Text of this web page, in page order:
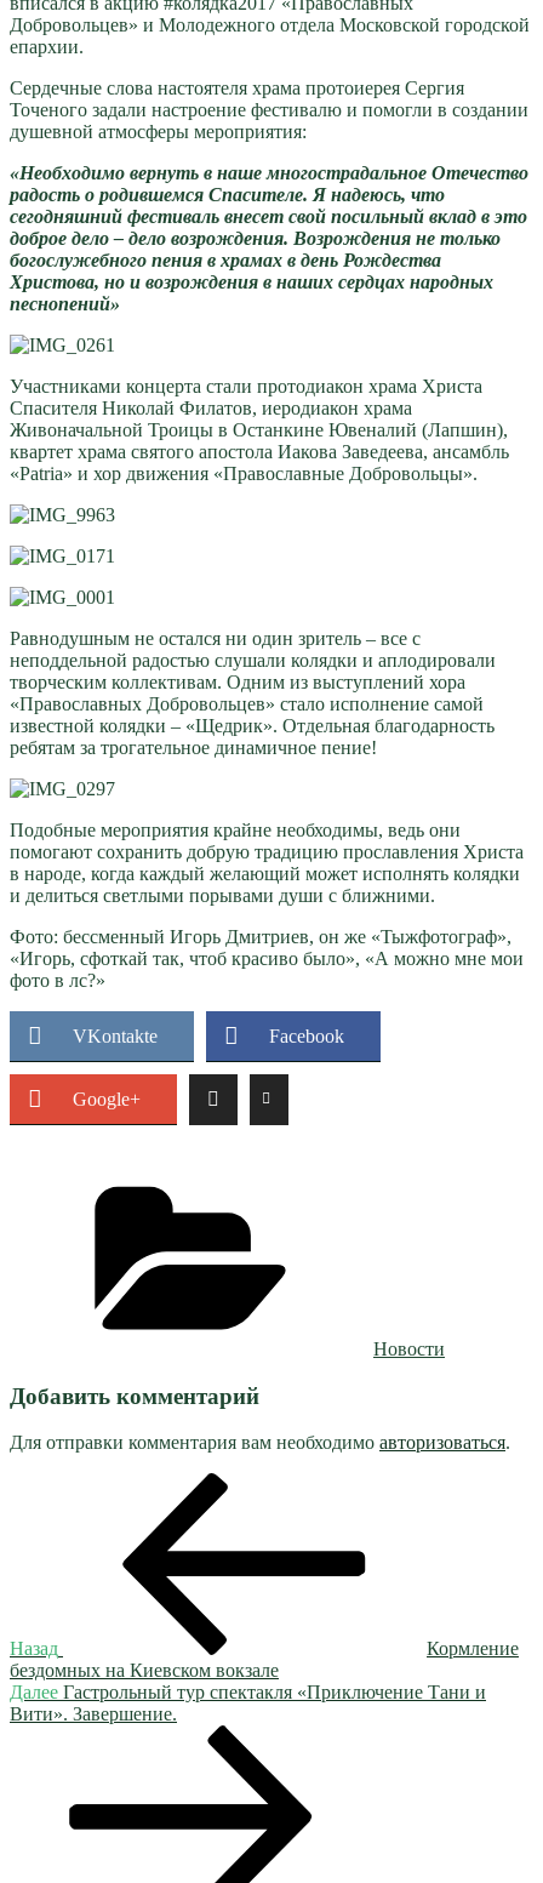
Добровольцев» и Молодежного отдела Московской городской
епархии.
Сердечные слова настоятеля храма протоиерея Сергия
Точеного задали настроение фестивалю и помогли в создании
душевной атмосферы мероприятия:
«Необходимо вернуть в наше многострадальное Отечество
радость о родившемся Спасителе. Я надеюсь, что
сегодняшний фестиваль внесет свой посильный вклад в это
доброе дело – дело возрождения. Возрождения не только
богослужебного пения в храмах в день Рождества
Христова, но и возрождения в наших сердцах народных
песнопений»
Участниками концерта стали протодиакон храма Христа
Спасителя Николай Филатов, иеродиакон храма
Живоначальной Троицы в Останкине Ювеналий (Лапшин),
квартет храма святого апостола Иакова Заведеева, ансамбль
«Patria» и хор движения «Православные Добровольцы».
Равнодушным не остался ни один зритель – все с
неподдельной радостью слушали колядки и аплодировали
творческим коллективам. Одним из выступлений хора
«Православных Добровольцев» стало исполнение самой
известной колядки – «Щедрик». Отдельная благодарность
ребятам за трогательное динамичное пение!
Подобные мероприятия крайне необходимы, ведь они
помогают сохранить добрую традицию прославления Христа
в народе, когда каждый желающий может исполнять колядки
и делиться светлыми порывами души с ближними.
Фото: бессменный Игорь Дмитриев, он же «Тыжфотограф»,
«Игорь, сфоткай так, чтоб красиво было», «А можно мне мои
фото в лс?»
VKontakte Facebook
Google+
Новости
Добавить комментарий
Для отправки комментария вам необходимо авторизоваться.
Назад
Кормление
бездомных на Киевском вокзале
Следующая
запись
Далее Гастрольный тур спектакля «Приключение Тани и
Вити». Завершение.